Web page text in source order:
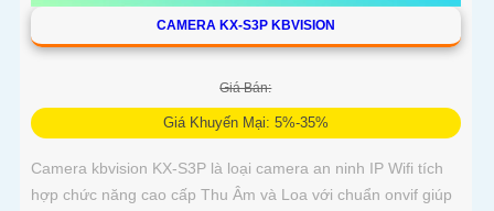
CAMERA KX-S3P KBVISION
Giá Bán:
Giá Khuyến Mại: 5%-35%
Camera kbvision KX-S3P là loại camera an ninh IP Wifi tích
hợp chức năng cao cấp Thu Âm và Loa với chuẩn onvif giúp